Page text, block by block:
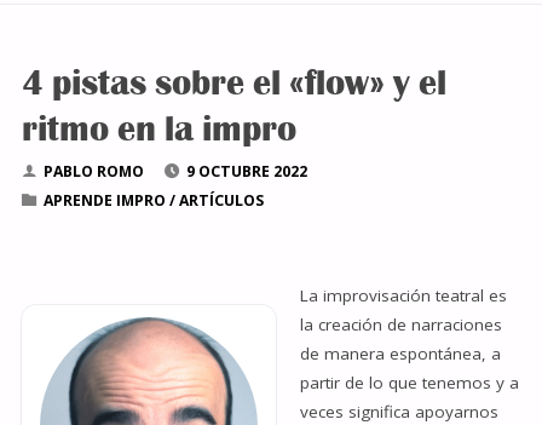
4 pistas sobre el «flow» y el
ritmo en la impro
PABLO ROMO
9 OCTUBRE 2022
APRENDE IMPRO /ARTÍCULOS
La improvisación teatral es
la creación de narraciones
de manera espontánea, a
partir de lo que tenemos y a
veces significa apoyarnos